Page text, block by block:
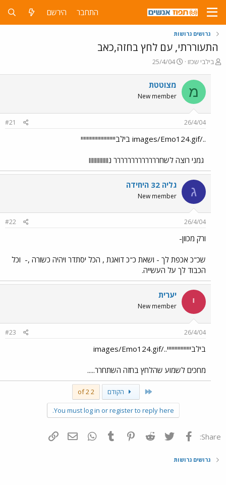
התחבר הירשם
גרושים גרושות
התעוררתי, עם לחץ בחזה,כאב
פ
בילבי שכזו
פ
ס
ם
ת
י
25/4/04
מ מצוטטת
New member
26/4/04
#21
../images/Emo124.gif בילבייייייייייייייייייייייי
גמני רוצה לשחררררררררררררר נווווווווווווו
ג גליה 32 היחידה
New member
26/4/04
#22
ורק מכוון-
שכ"כ אכפת לך - ושאת כ"כ דואגת , הכל יסתדר ויהיה כשורה ,- וכל
הכבוד לך על העשייה.
י יערית
New member
26/4/04
#23
בילביייייייייייייייי../images/Emo124.gif
מחכים לשמוע שהלחץ בחזה השתחרר.....
First הקודם 2 of 2
You must log in or register to reply here.
Share: פייסבוק Twitter
Reddit
Pinterest
Tumblr
WhatsAppדואר אלקטרוני
גרושים גרושות